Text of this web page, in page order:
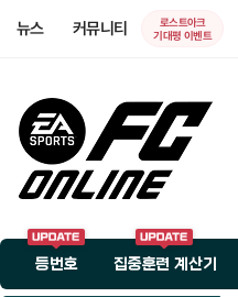
뉴스 커뮤니티
로스트아크
기대평 이벤트
등번호 집중훈련 계산기